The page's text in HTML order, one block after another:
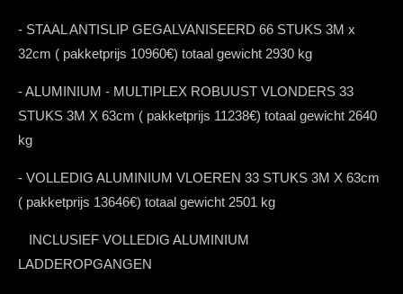
- STAAL ANTISLIP GEGALVANISEERD 66 STUKS 3M x
32cm ( pakketprijs 10960€) totaal gewicht 2930 kg
- ALUMINIUM - MULTIPLEX ROBUUST VLONDERS 33
STUKS 3M X 63cm ( pakketprijs 11238€) totaal gewicht 2640
kg
- VOLLEDIG ALUMINIUM VLOEREN 33 STUKS 3M X 63cm
( pakketprijs 13646€) totaal gewicht 2501 kg
INCLUSIEF VOLLEDIG ALUMINIUM
LADDEROPGANGEN